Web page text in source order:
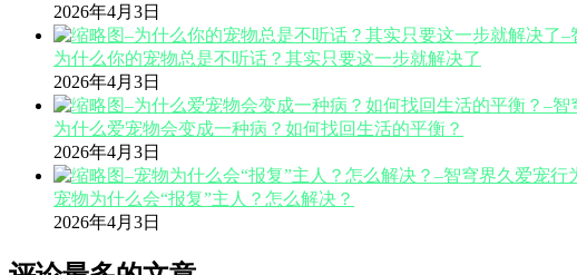
2026年4月3日
为什么你的宠物总是不听话？其实只要这一步就解决了
2026年4月3日
为什么爱宠物会变成一种病？如何找回生活的平衡？
2026年4月3日
宠物为什么会“报复”主人？怎么解决？
2026年4月3日